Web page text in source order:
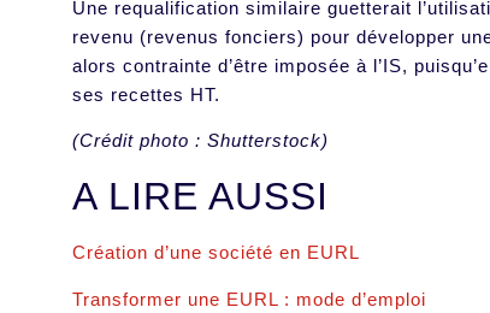
Une requalification similaire guetterait
revenu (revenus fonciers) pour développer
alors contrainte d’être imposée à l’IS,
ses recettes HT.
(Crédit photo : Shutterstock)
A LIRE AUSSI
Création d’une société en EURL
Transformer une EURL : mode d’emploi